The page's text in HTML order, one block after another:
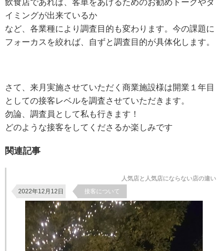
飲食店であれば、客単をあげるためのお勧めトークやタ
イミングが出来ているか
など、各業種により調査目的も変わります。今の課題に
フォーカスを絞れば、自ずと調査目的が具体化します。
さて、来月実施させていただく商業施設様は開業１年目
としての接客レベルを調査させていただきます。
勿論、調査員として私も行きます！
どのような接客をしてくださるか楽しみです
関連記事
人気店と人気店にならない店の違い
2022年12月12日
接客について